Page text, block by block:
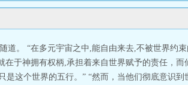
道。 “在多元宇宙之中,能自由来去,不被世界约
于神拥有权柄,承担着来自世界赋予的责任，
这个世界的五行。” “然而，当他们彻底意识